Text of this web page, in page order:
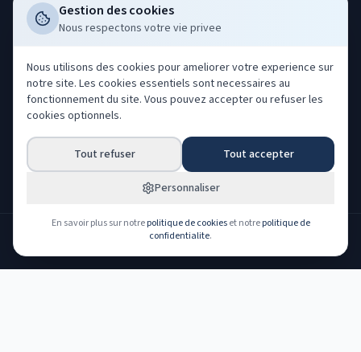
Déclarer un sinistre
Gerer mes cookies
Acheter nos leads
Co-courtage ORIAS
Espace partenaire
Gestion des cookies
Nous respectons votre vie privee
Nous utilisons des cookies pour ameliorer votre experience sur
notre site. Les cookies essentiels sont necessaires au
fonctionnement du site. Vous pouvez accepter ou refuser les
cookies optionnels.
Tout refuser Tout accepter
Personnaliser
En savoir plus sur notre politique de cookies et notre politique de
confidentialite.